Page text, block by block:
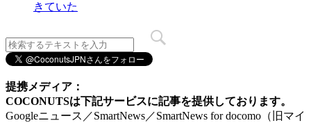
きていた
提携メディア：
COCONUTSは下記サービスに記事を提供しております。
Googleニュース／SmartNews／SmartNews for docomo（旧マイ